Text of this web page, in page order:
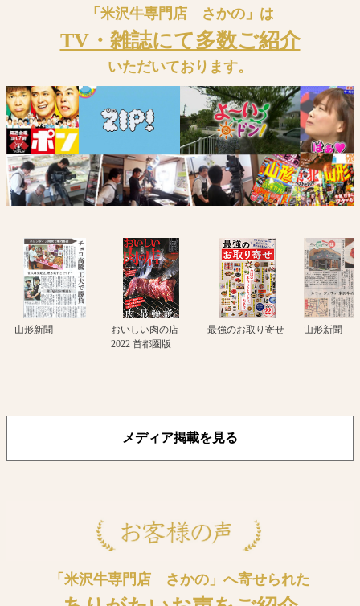
「米沢牛専門店 さかの」は
TV・雑誌にて多数ご紹介
いただいております。
山形新聞
おいしい肉の店
2022 首都圏版
最強のお取り寄せ 山形新聞
メディア掲載を見る
「米沢牛専門店 さかの」へ寄せられた